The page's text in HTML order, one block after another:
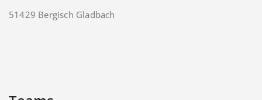
51429 Bergisch Gladbach